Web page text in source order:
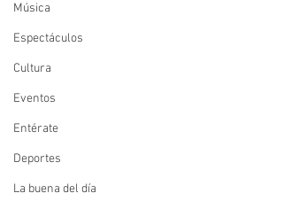
Música
Espectáculos
Cultura
Eventos
Entérate
Deportes
La buena del día